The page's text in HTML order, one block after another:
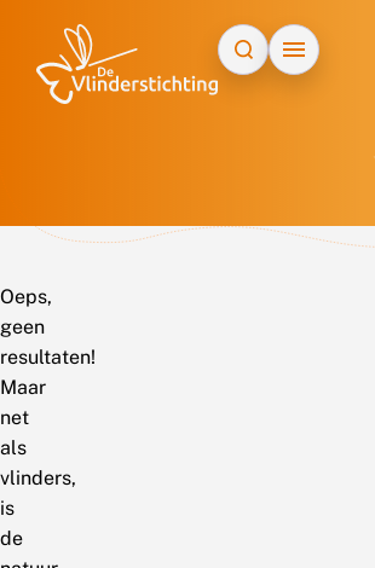
Oeps,
geen
resultaten!
Maar
net
als
vlinders,
is
de